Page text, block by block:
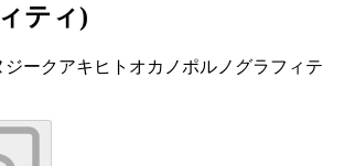
ティ)
ークアキヒトオカノポルノグラフィテ